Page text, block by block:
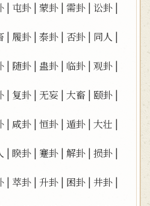
| 屯卦 |蒙卦 |需卦 | 讼卦 |
| 履卦 |泰卦 | 否卦 | 同人 |
| 随卦 | 蛊卦 | 临卦 |观卦 |
| 复卦 | 无妄 |大畜 | 颐卦 |
| 咸卦 |恒卦 |遁卦 |大壮 |
|睽卦 | 蹇卦 |解卦 |损卦 |
| 萃卦 |升卦 | 困卦 |井卦 |